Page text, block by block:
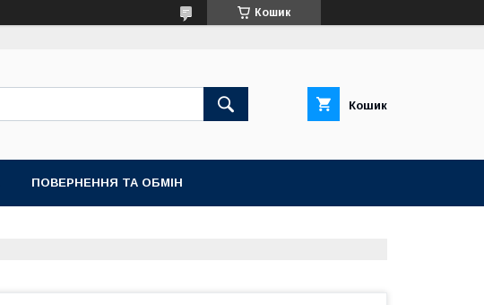
Кошик
Кошик
ПОВЕРНЕННЯ ТА ОБМІН